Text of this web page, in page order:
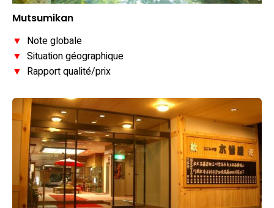
Mutsumikan
▼ Note globale
▼ Situation géographique
▼ Rapport qualité/prix